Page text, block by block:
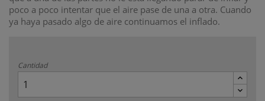
poco a poco intentar que el aire pase de una a otra. Cuando
ya haya pasado algo de aire continuamos el inflado.
Cantidad